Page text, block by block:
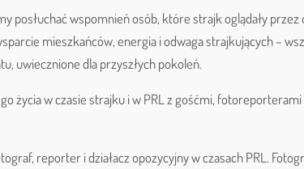
posłuchać wspomnień osób, które strajk oglądały
mieszkańców, energia i odwaga strajkujących –
uwiecznione dla przyszłych pokoleń.
życia w czasie strajku i w PRL z gośćmi, fotoreporterami
reporter i działacz opozycyjny w czasach PRL.